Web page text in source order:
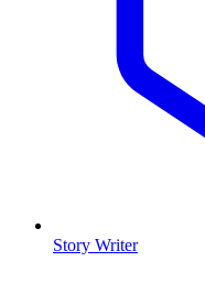
Story Writer